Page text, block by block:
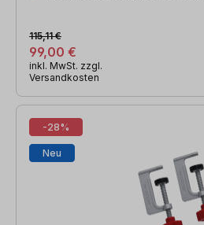
99,00 €
115,11 €
inkl. MwSt. zzgl.
Versandkosten
-28%
Neu